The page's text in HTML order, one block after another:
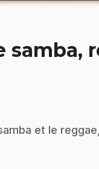
samba,
et le